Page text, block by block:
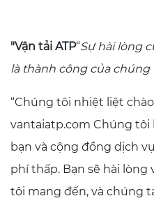
"Vận tải ATP“Sự hài lòng
là thành công của chúng
“Chúng tôi nhiệt liệt
vantaiatp.com Chúng
bạn và cộng đồng dịch
phí thấp. Bạn sẽ hài
tôi mang đến, và chúng